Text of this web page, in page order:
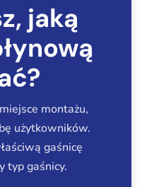
jaką
montażu,
użytkowników.
gaśnicę
typ gaśnicy.